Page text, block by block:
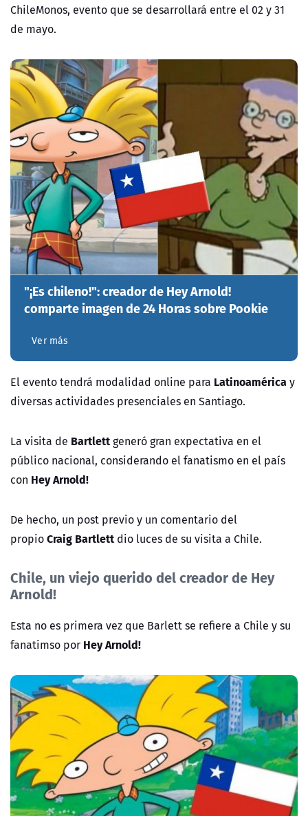
ChileMonos, evento que se desarrollará entre el 02 y 31
de mayo.
"¡Es chileno!": creador de Hey Arnold!
comparte imagen de 24 Horas sobre Pookie
Ver más
El evento tendrá modalidad online para Latinoaméricay
diversas actividades presenciales en Santiago.
La visita de Bartlettgeneró gran expectativa en el
público nacional, considerando el fanatismo en el país
con Hey Arnold!
De hecho, un post previo y un comentario del
propioCraig Bartlettdio luces de su visita a Chile.
Chile, un viejo querido del creador de Hey
Arnold!
Esta no es primera vez que Barlett se refiere a Chile y su
fanatimso por Hey Arnold!